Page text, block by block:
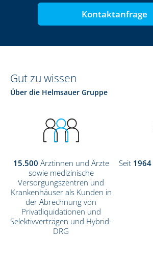
Kontaktanfrage
Gut zu wissen
Über die Helmsauer Gruppe
15.500 Ärztinnen und Ärzte
sowie medizinische
Versorgungszentren und
Krankenhäuser als Kunden in
der Abrechnung von
Privatliquidationen und
Selektivverträgen und Hybrid-
DRG
Seit 1964